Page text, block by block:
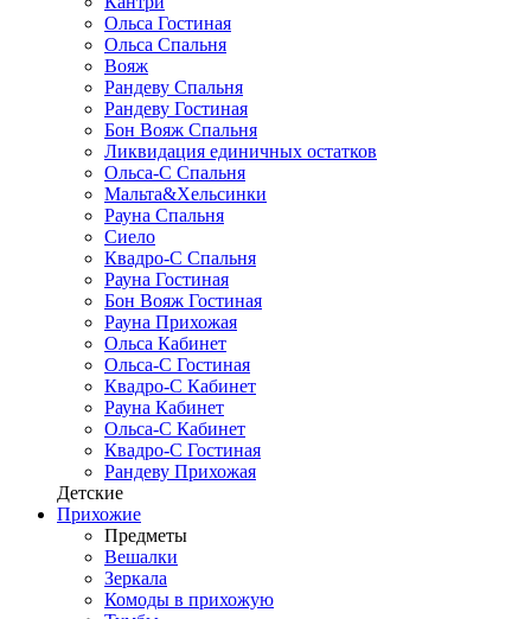
Ольса Гостиная
Ольса Спальня
Вояж
Рандеву Спальня
Рандеву Гостиная
Бон Вояж Спальня
Ликвидация единичных остатков
Ольса-С Спальня
Мальта&Хельсинки
Рауна Спальня
Сиело
Квадро-С Спальня
Рауна Гостиная
Бон Вояж Гостиная
Рауна Прихожая
Ольса Кабинет
Ольса-С Гостиная
Квадро-С Кабинет
Рауна Кабинет
Ольса-С Кабинет
Квадро-С Гостиная
Рандеву Прихожая
Детские
Прихожие
Предметы
Вешалки
Зеркала
Комоды в прихожую